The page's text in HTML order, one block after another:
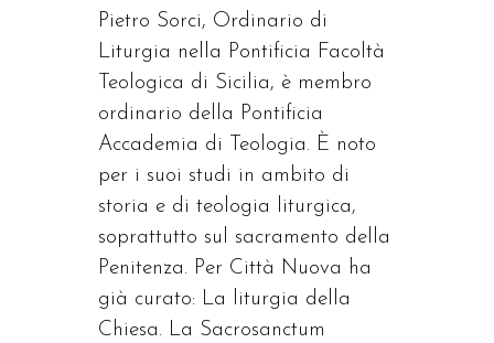
Pietro Sorci, Ordinario di
Liturgia nella Pontificia Facoltà
Teologica di Sicilia, è membro
ordinario della Pontificia
Accademia di Teologia. È noto
per i suoi studi in ambito di
storia e di teologia liturgica,
soprattutto sul sacramento della
Penitenza. Per Città Nuova ha
già curato: La liturgia della
Chiesa. La Sacrosanctum